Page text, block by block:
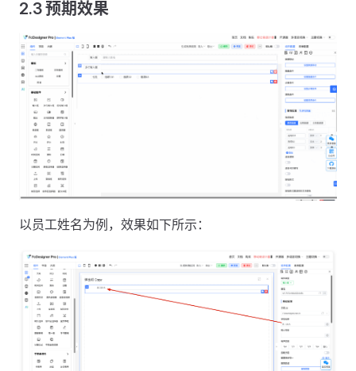
2.3 预期效果
以员工姓名为例，效果如下所示：